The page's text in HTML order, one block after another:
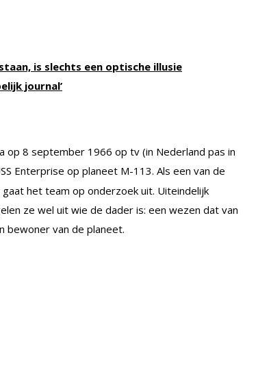
is slechts een optische illusie
journal’
op 8 september 1966 op tv (in Nederland pas in
Enterprise op planeet M-113. Als een van de
het team op onderzoek uit. Uiteindelijk
ze wel uit wie de dader is: een wezen dat van
bewoner van de planeet.